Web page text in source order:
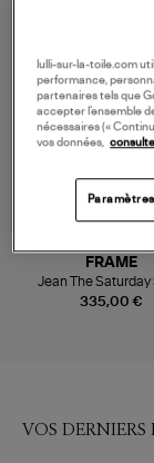
335,00 €
FRAME
Jean The Saturday
VOS DERNIERS
lulli-sur-la-toile.com
performance,
partenaires tels que
accepter l’ensemble
nécessaires («
vos données,